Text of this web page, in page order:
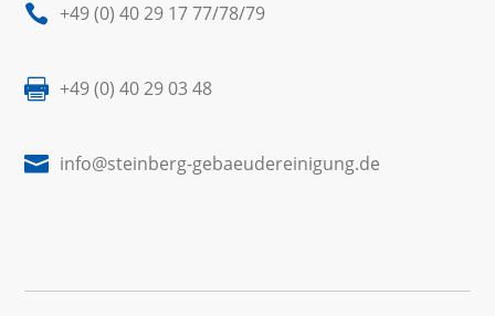
 +49 (0) 40 29 17 77/78/79
 +49 (0) 40 29 03 48
 info@steinberg-gebaeudereinigung.de